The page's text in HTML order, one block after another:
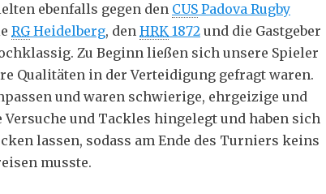
ebenfalls gegen den CUS Padova Rugby
RGHeidelberg, den HRK 1872 und die Gastgeber
Zu Beginn ließen sich unsere Spieler
Qualitäten in der Verteidigung gefragt waren.
und waren schwierige, ehrgeizige und
und Tackles hingelegt und haben sich
lassen, sodass am Ende des Turniers keins
musste.